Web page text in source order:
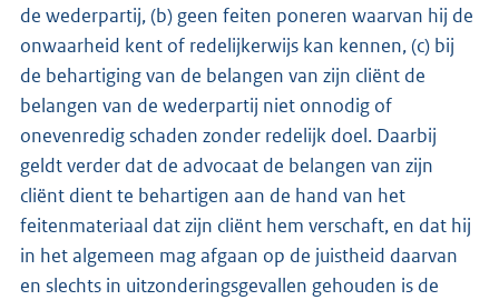
de wederpartij, (b) geen feiten poneren waarvan hij de
onwaarheid kent of redelijkerwijs kan kennen, (c) bij
de behartiging van de belangen van zijn cliënt de
belangen van de wederpartij niet onnodig of
onevenredig schaden zonder redelijk doel. Daarbij
geldt verder dat de advocaat de belangen van zijn
cliënt dient te behartigen aan de hand van het
feitenmateriaal dat zijn cliënt hem verschaft, en dat hij
in het algemeen mag afgaan op de juistheid daarvan
en slechts in uitzonderingsgevallen gehouden is de